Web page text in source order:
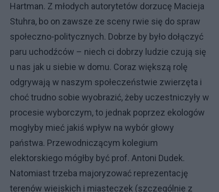
Hartman. Z młodych autorytetów dorzucę Macieja
Stuhra, bo on zawsze ze sceny rwie się do spraw
społeczno-politycznych. Dobrze by było dołączyć
paru uchodźców – niech ci dobrzy ludzie czują się
u nas jak u siebie w domu. Coraz większą rolę
odgrywają w naszym społeczeństwie zwierzęta i
choć trudno sobie wyobrazić, żeby uczestniczyły w
procesie wyborczym, to jednak poprzez ekologów
mogłyby mieć jakiś wpływ na wybór głowy
państwa. Przewodniczącym kolegium
elektorskiego mógłby być prof. Antoni Dudek.
Natomiast trzeba majoryzować reprezentację
terenów wiejskich i miasteczek (szczególnie z